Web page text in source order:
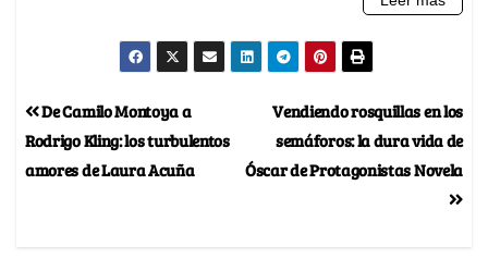
Vendiendo rosquillas en los
semáforos: la dura vida de
Óscar de Protagonistas Novela
De Camilo Montoya a
Rodrigo Kling: los turbulentos
amores de Laura Acuña